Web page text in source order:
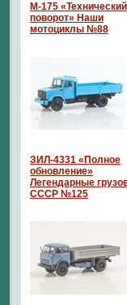
М-175 «Технический
поворот» Наши
мотоциклы №88
ЗИЛ-4331 «Полное
обновление»
Легендарные
СССР №125